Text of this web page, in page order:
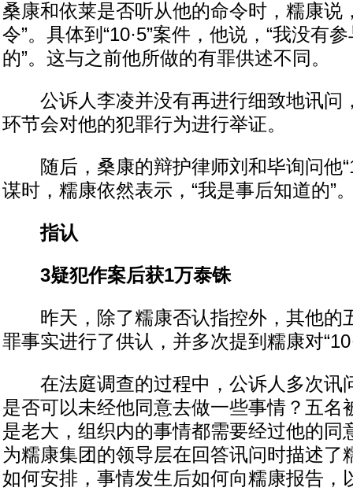
桑康和依莱是否听从他的命令时，糯康说
令”。具体到“10·5”案件，他说，“我没有
的”。这与之前他所做的有罪供述不同。
公诉人李凌并没有再进行细致地讯问
环节会对他的犯罪行为进行举证。
随后，桑康的辩护律师刘和毕询问他
谋时，糯康依然表示，“我是事后知道的”
指认
3疑犯作案后获1万泰铢
昨天，除了糯康否认指控外，其他的
罪事实进行了供认，并多次提到糯康对
在法庭调查的过程中，公诉人多次讯
是否可以未经他同意去做一些事情？五名
是老大，组织内的事情都需要经过他的同
为糯康集团的领导层在回答讯问时描述了
如何安排，事情发生后如何向糯康报告，